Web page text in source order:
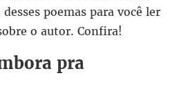
desses poemas para você ler
o autor. Confira!
pra